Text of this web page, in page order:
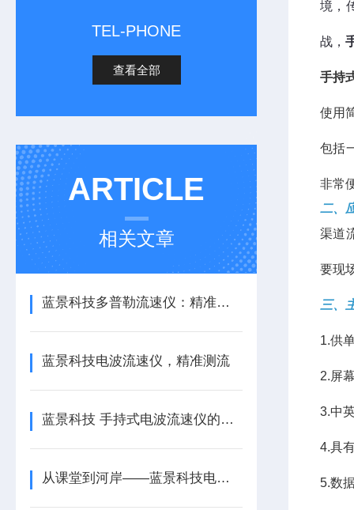
TEL-PHONE
查看全部
ARTICLE
相关文章
蓝景科技多普勒流速仪：精准赋能，智测水流
蓝景科技电波流速仪，精准测流
蓝景科技 手持式电波流速仪的双向流速识别机制
从课堂到河岸——蓝景科技电波流速仪在教学与科研中的价值
境，
战，
手持
使用
包括
非常
二、
渠道
要现
三、
1.供
2.屏
3.中
4.具
5.数